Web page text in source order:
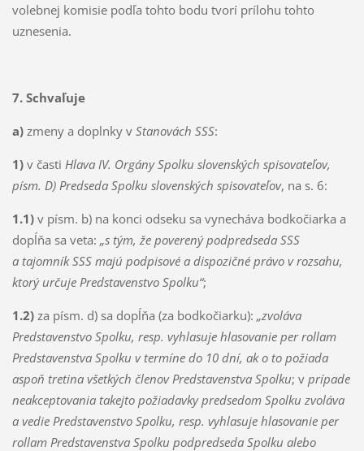
volebnej komisie podľa tohto bodu tvorí prílohu tohto
uznesenia.
7. Schvaľuje
a) zmeny a doplnky v Stanovách SSS:
1) v časti Hlava IV. Orgány Spolku slovenských spisovateľov,
písm. D) Predseda Spolku slovenských spisovateľov, na s. 6:
1.1) v písm. b) na konci odseku sa vynecháva bodkočiarka a
dopĺňa sa veta: „s tým, že poverený podpredseda SSS
a tajomník SSS majú podpisové a dispozičné právo v rozsahu,
ktorý určuje Predstavenstvo Spolku“;
1.2) za písm. d) sa dopĺňa (za bodkočiarku): „zvoláva
Predstavenstvo Spolku, resp. vyhlasuje hlasovanie per rollam
Predstavenstva Spolku v termíne do 10 dní, ak o to požiada
aspoň tretina všetkých členov Predstavenstva Spolku; vprípade
neakceptovania takejto požiadavky predsedom Spolku zvoláva
a vedie Predstavenstvo Spolku, resp. vyhlasuje hlasovanie per
rollam Predstavenstva Spolku podpredseda Spolku alebo